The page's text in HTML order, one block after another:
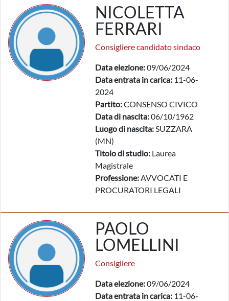
NICOLETTA
FERRARI
Consigliere candidato sindaco
Data elezione:09/06/2024
Data entrata in carica: 11-06-
2024
Partito:CONSENSO CIVICO
Data di nascita:06/10/1962
Luogo di nascita:SUZZARA
(MN)
Titolo di studio: Laurea
Magistrale
Professione:AVVOCATI E
PROCURATORI LEGALI
PAOLO
LOMELLINI
Consigliere
Data elezione:09/06/2024
Data entrata in carica: 11-06-